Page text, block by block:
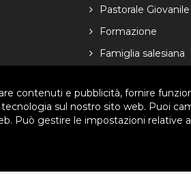
contenuti e pubblicità, fornire
sul nostro sito web. Puoi
Può gestire le impostazioni relative
Pastorale Giovanile
Formazione
Famiglia salesiana